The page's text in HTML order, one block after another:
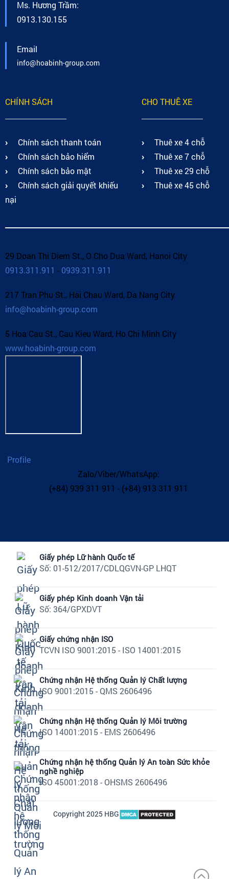
Ms. Hương Trầm:
0913.130.155
Email
info@hoabinh-group.com
CHÍNH SÁCH
Chính sách thanh toán
Chính sách bảo hiểm
Chính sách bảo mật
Chính sách giải quyết khiếu
nại
CHO THUÊ XE
Thuê xe 4 chỗ
Thuê xe 7 chỗ
Thuê xe 29 chỗ
Thuê xe 45 chỗ
29 Doan Thi Diem St., O Cho Dua Ward, Hanoi City
0913.311.911 - 0939.311.911
217 Tran Phu St., Hai Chau Ward, Da Nang City
info@hoabinh-group.com
5 Hoa Cau St., Cau Kieu Ward, Ho Chi Minh City
www.hoabinh-group.com
Profile
Zalo/Viber/WhatsApp:
(+84) 939 311 911 - (+84) 913 311 911
Giấy phép Lữ hành Quốc tế
Số: 01-512/2017/CDLQGVN-GP LHQT
Giấy phép Kinh doanh Vận tải
Số: 364/GPXDVT
Giấy chứng nhận ISO
TCVN ISO 9001:2015 - ISO 14001:2015
Chứng nhận Hệ thống Quản lý Chất lượng
ISO 9001:2015 - QMS 2606496
Chứng nhận Hệ thống Quản lý Môi trường
ISO 14001:2015 - EMS 2606496
Chứng nhận hệ thống Quản lý An toàn Sức khỏe
nghề nghiệp
ISO 45001:2018 - OHSMS 2606496
Copyright 2025 HBG